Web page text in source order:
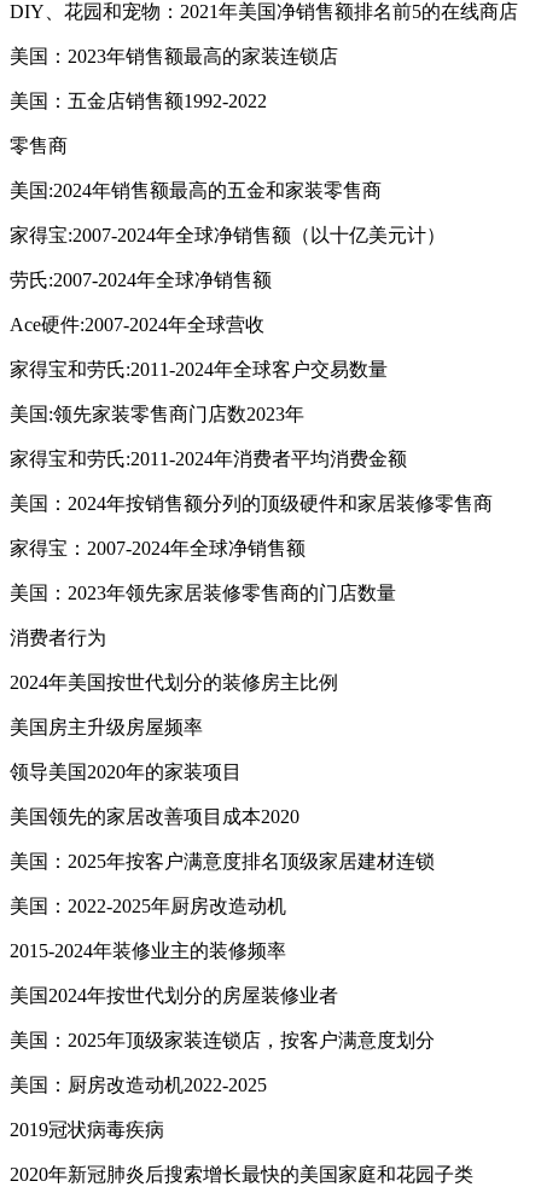
DIY、花园和宠物：2021年美国净销售额排名前5的在线商店
美国：2023年销售额最高的家装连锁店
美国：五金店销售额1992-2022
零售商
美国:2024年销售额最高的五金和家装零售商
家得宝:2007-2024年全球净销售额（以十亿美元计）
劳氏:2007-2024年全球净销售额
Ace硬件:2007-2024年全球营收
家得宝和劳氏:2011-2024年全球客户交易数量
美国:领先家装零售商门店数2023年
家得宝和劳氏:2011-2024年消费者平均消费金额
美国：2024年按销售额分列的顶级硬件和家居装修零售商
家得宝：2007-2024年全球净销售额
美国：2023年领先家居装修零售商的门店数量
消费者行为
2024年美国按世代划分的装修房主比例
美国房主升级房屋频率
领导美国2020年的家装项目
美国领先的家居改善项目成本2020
美国：2025年按客户满意度排名顶级家居建材连锁
美国：2022-2025年厨房改造动机
2015-2024年装修业主的装修频率
美国2024年按世代划分的房屋装修业者
美国：2025年顶级家装连锁店，按客户满意度划分
美国：厨房改造动机2022-2025
2019冠状病毒疾病
2020年新冠肺炎后搜索增长最快的美国家庭和花园子类